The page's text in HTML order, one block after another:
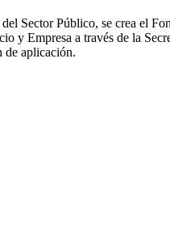
Sector Público, se crea el
Empresa a través de la
de aplicación.